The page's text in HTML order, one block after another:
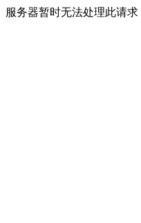
服务器暂时无法处理此请求